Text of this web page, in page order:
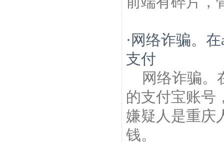
· 网络诈骗。
支付
网络诈骗。
的支付宝账号
嫌疑人是重庆
钱。